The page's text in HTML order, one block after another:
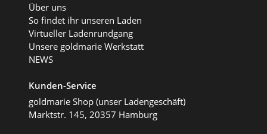
Über uns
So findet ihr unseren Laden
Virtueller Ladenrundgang
Unsere goldmarie Werkstatt
NEWS
Kunden-Service
goldmarie Shop (unser Ladengeschäft)
Marktstr. 145, 20357 Hamburg